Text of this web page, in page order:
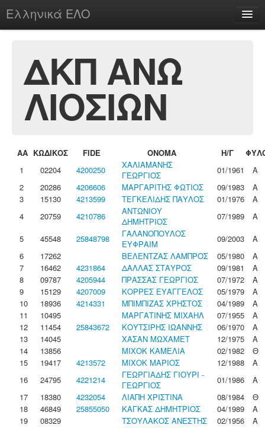
Ελληνικά ΕΛΟ
chesstu.be @ discord
Login
ΔΚΠ ΑΝΩ
ΛΙΟΣΙΩΝ
ΑΑ ΚΩΔΙΚΟΣ FIDE ΟΝΟΜΑ Η/Γ
1
02204 4200250
ΧΑΛΙΑΜΑΝΗΣ
ΓΕΩΡΓΙΟΣ
01/1961
Α
2
20286 4206606 ΜΑΡΓΑΡΙΤΗΣ ΦΩΤΙΟΣ 09/1983
Α
3
15130 4213599 ΤΕΓΚΕΛΙΔΗΣ ΠΑΥΛΟΣ 01/1976
Α
4
20759 4210786
ΑΝΤΩΝΙΟΥ
ΔΗΜΗΤΡΙΟΣ
07/1989
Α
5
45548 25848798
ΓΑΛΑΝΟΠΟΥΛΟΣ
ΕΥΦΡΑΙΜ
09/2003
Α
6
17262 ΒΕΛΕΝΤΖΑΣ ΛΑΜΠΡΟΣ 05/1980
Α
7
16462 4231864 ΔΑΛΛΑΣ ΣΤΑΥΡΟΣ 09/1981
Α
8
09787 4205944 ΠΡΑΣΣΑΣ ΓΕΩΡΓΙΟΣ 07/1972
Α
9
15129 4207009 ΚΟΡΡΕΣ ΕΥΑΓΓΕΛΟΣ 05/1979
Α
10
18936 4214331 ΜΠΙΜΠΙΖΑΣ ΧΡΗΣΤΟΣ 04/1989
Α
11
10495 ΜΑΡΓΑΤΙΝΗΣ ΜΙΧΑΗΛ 07/1955
Α
12
11454 25843672 ΚΟΥΤΣΙΡΗΣ ΙΩΑΝΝΗΣ 06/1970
Α
13
14045 ΧΑΣΑΝ ΜΩΧΑΜΕΤ 12/1975
Α
14
13856 ΜΙΧΟΚ ΚΑΜΕΛΙΑ 02/1982
Θ
15
19417 4213572 ΜΙΧΟΚ ΜΑΡΙΟΣ 12/1988
Α
16
24795 4221214
ΓΕΩΡΓΙΑΔΗΣ ΓΙΟΥΡΙ -
ΓΕΩΡΓΙΟΣ
01/1986
Α
17
18380 4232054 ΛΙΑΠΗ ΧΡΙΣΤΙΝΑ 08/1984
Θ
18
46849 25855050 ΚΑΓΚΑΣ ΔΗΜΗΤΡΙΟΣ 04/1989
Α
19
08329 ΤΣΟΥΛΑΚΟΣ ΑΝΕΣΤΗΣ 02/1956
Α